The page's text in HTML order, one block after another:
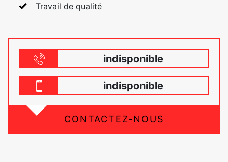
Travail de qualité
indisponible
indisponible
CONTACTEZ-NOUS